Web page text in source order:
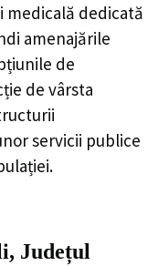
medicală dedicată
amenajările
de
de vârsta
servicii publice
Județul